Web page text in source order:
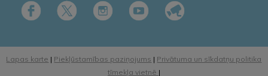
Lapas karte | Piekļūstamības paziņojums | Privātuma un sīkdatņu politika
tīmekļa vietnē |